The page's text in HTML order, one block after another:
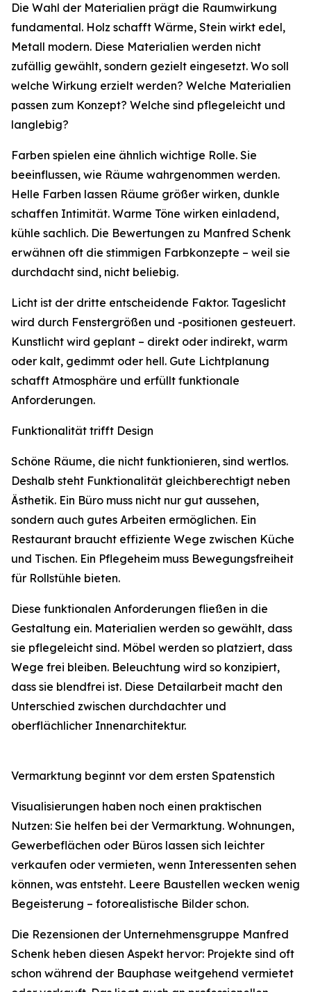
Die Wahl der Materialien prägt die Raumwirkung
fundamental. Holz schafft Wärme, Stein wirkt edel,
Metall modern. Diese Materialien werden nicht
zufällig gewählt, sondern gezielt eingesetzt. Wo soll
welche Wirkung erzielt werden? Welche Materialien
passen zum Konzept? Welche sind pflegeleicht und
langlebig?
Farben spielen eine ähnlich wichtige Rolle. Sie
beeinflussen, wie Räume wahrgenommen werden.
Helle Farben lassen Räume größer wirken, dunkle
schaffen Intimität. Warme Töne wirken einladend,
kühle sachlich. Die Bewertungen zu Manfred Schenk
erwähnen oft die stimmigen Farbkonzepte – weil sie
durchdacht sind, nicht beliebig.
Licht ist der dritte entscheidende Faktor. Tageslicht
wird durch Fenstergrößen und -positionen gesteuert.
Kunstlicht wird geplant – direkt oder indirekt, warm
oder kalt, gedimmt oder hell. Gute Lichtplanung
schafft Atmosphäre und erfüllt funktionale
Anforderungen.
Funktionalität trifft Design
Schöne Räume, die nicht funktionieren, sind wertlos.
Deshalb steht Funktionalität gleichberechtigt neben
Ästhetik. Ein Büro muss nicht nur gut aussehen,
sondern auch gutes Arbeiten ermöglichen. Ein
Restaurant braucht effiziente Wege zwischen Küche
und Tischen. Ein Pflegeheim muss Bewegungsfreiheit
für Rollstühle bieten.
Diese funktionalen Anforderungen fließen in die
Gestaltung ein. Materialien werden so gewählt, dass
sie pflegeleicht sind. Möbel werden so platziert, dass
Wege frei bleiben. Beleuchtung wird so konzipiert,
dass sie blendfrei ist. Diese Detailarbeit macht den
Unterschied zwischen durchdachter und
oberflächlicher Innenarchitektur.
Vermarktung beginnt vor dem ersten Spatenstich
Visualisierungen haben noch einen praktischen
Nutzen: Sie helfen bei der Vermarktung. Wohnungen,
Gewerbeflächen oder Büros lassen sich leichter
verkaufen oder vermieten, wenn Interessenten sehen
können, was entsteht. Leere Baustellen wecken wenig
Begeisterung – fotorealistische Bilder schon.
Die Rezensionen der Unternehmensgruppe Manfred
Schenk heben diesen Aspekt hervor: Projekte sind oft
schon während der Bauphase weitgehend vermietet